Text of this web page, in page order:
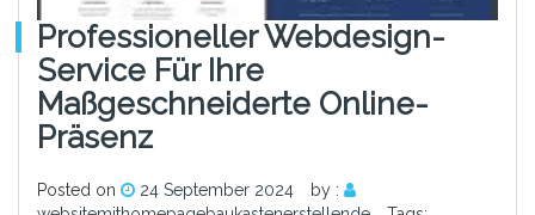
Professioneller Webdesign-
Service Für Ihre
Maßgeschneiderte Online-
Präsenz
Posted on 24 September 2024
by :